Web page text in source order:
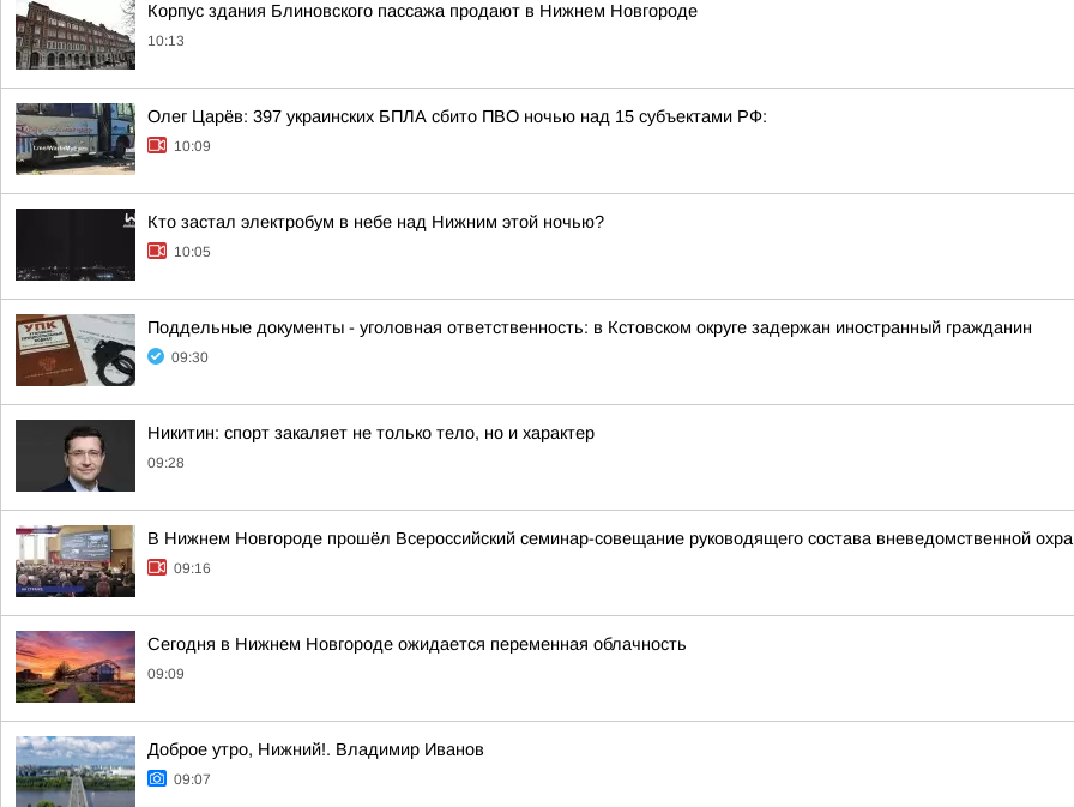
Корпус здания Блиновского пассажа продают в Нижнем Новгороде
10:13
Олег Царёв: 397 украинских БПЛА сбито ПВО ночью над 15 субъектами РФ:
10:09
Кто застал электробум в небе над Нижним этой ночью?
10:05
Поддельные документы - уголовная ответственность: в Кстовском округе задержан иностранный гражданин
09:30
Никитин: спорт закаляет не только тело, но и характер
09:28
В Нижнем Новгороде прошёл Всероссийский семинар-совещание руководящего состава вневедомственной
09:16
Сегодня в Нижнем Новгороде ожидается переменная облачность
09:09
Доброе утро, Нижний!. Владимир Иванов
09:07